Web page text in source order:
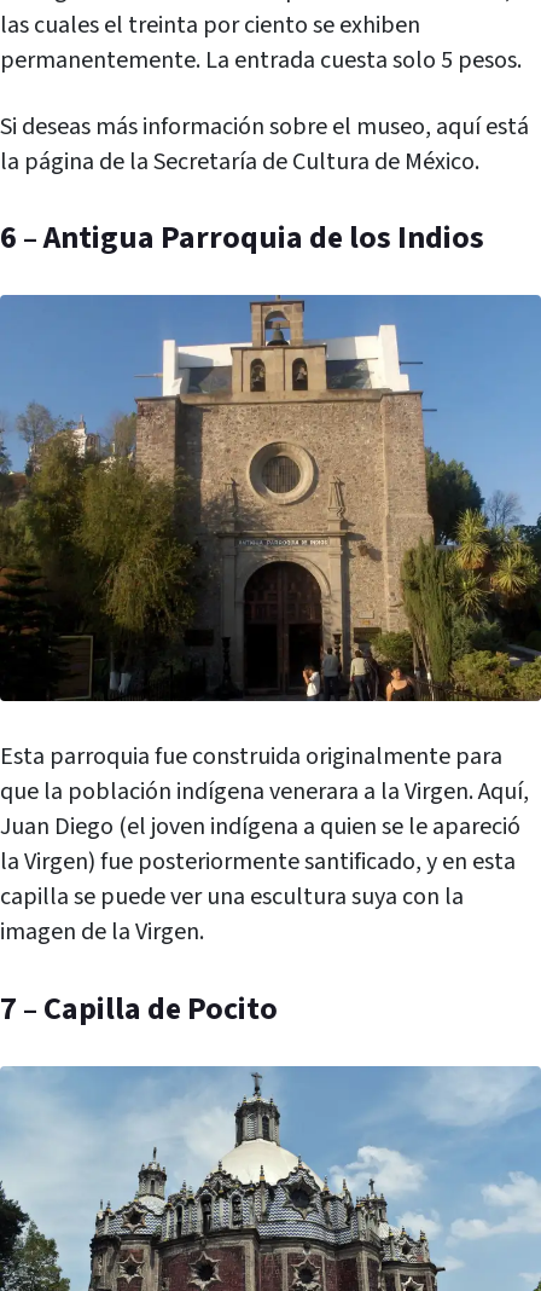
las cuales el treinta por ciento se exhiben
permanentemente. La entrada cuesta solo 5 pesos.
Si deseas más información sobre el museo, aquí está
la página de la Secretaría de Cultura de México.
6 – Antigua Parroquia de los Indios
Esta parroquia fue construida originalmente para
que la población indígena venerara a la Virgen. Aquí,
Juan Diego (el joven indígena a quien se le apareció
la Virgen) fue posteriormente santificado, y en esta
capilla se puede ver una escultura suya con la
imagen de la Virgen.
7 – Capilla de Pocito